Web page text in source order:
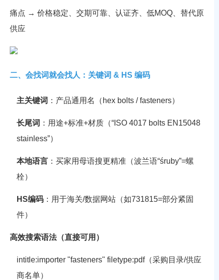
痛点 → 价格稳定、交期可靠、认证齐、低MOQ、替代原
供应
二、会找词就会找人：关键词 & HS 编码
主关键词 ：产品通用名（hex bolts / fasteners）
长尾词 ：用途+标准+材质（“ISO 4017 bolts EN15048
stainless”）
本地语言 ：买家用母语搜更精准（波兰语“śruby”=螺
栓）
HS编码 ：用于海关/数据网站（如731815=部分紧固
件）
高效搜索语法（直接可用）
intitle:importer "fasteners" filetype:pdf（采购目录/供应
商名单）